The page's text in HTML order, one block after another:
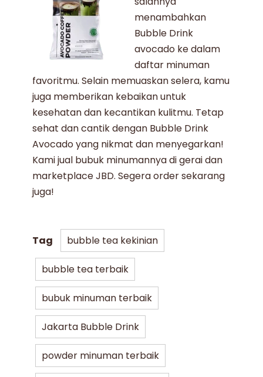
menambahkan
Bubble Drink
avocado ke dalam
daftar minuman
favoritmu. Selain memuaskan selera, kamu
juga memberikan kebaikan untuk
kesehatan dan kecantikan kulitmu. Tetap
sehat dan cantik dengan Bubble Drink
Avocadoyang nikmat dan menyegarkan!
Kamijual bubuk minumannya di gerai dan
marketplace JBD. Segera order sekarang
juga!
Tag bubble tea kekinian
bubble tea terbaik
bubuk minuman terbaik
Jakarta Bubble Drink
powder minuman terbaik